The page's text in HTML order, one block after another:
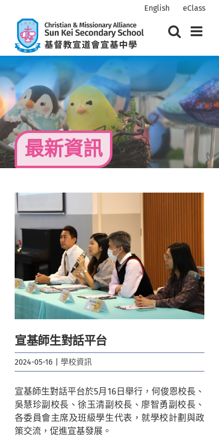
content
English eClass
最新資訊
View
Larger
Image
宣基師生對話平台
2024-05-16 學校資訊
宣基師生對話平台於5月16日舉行，何俊恩校長、
吳慧珍副校長、徐玉清副校長、廖智勇副校長、
各委員會主席及班級學生代表，就學校計劃與政
策交流，促進宣基發展。